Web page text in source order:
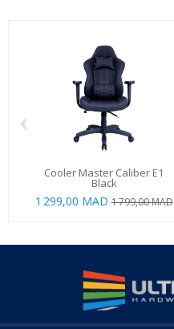
Cooler Master Caliber E1
Black
1 299,00 MAD 1 799,00 MAD
‹